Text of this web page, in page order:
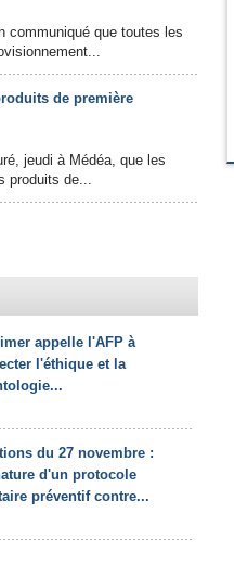
communiqué que toutes les
de première
jeudi à Médéa, que les
produits de...
appelle l'AFP à
l'éthique et la
du 27 novembre :
d'un protocole
préventif contre...